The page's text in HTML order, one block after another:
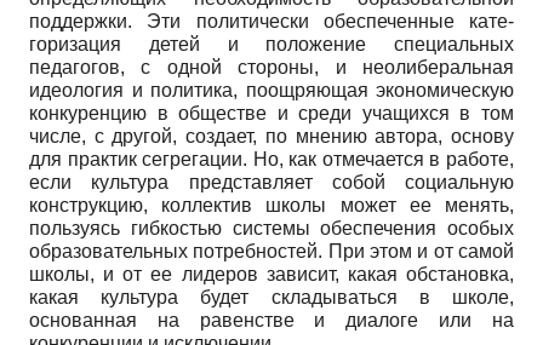
поддержки. Эти политически обеспеченные кате­
горизация детей и положение специальных
педагогов, с одной стороны, и неолиберальная
идеология и политика, поощряющая экономическую
конкуренцию в обществе и среди учащихся в том
числе, с другой, создает, по мнению автора, основу
для практик сегрегации. Но, как отмечается в работе,
если культура представляет собой социальную
конструкцию, коллектив школы может ее менять,
пользуясь гибкостью системы обеспечения особых
образовательных потребностей. При этом и от самой
школы, и от ее лидеров зависит, какая обстановка,
какая культура будет складываться в школе,
основанная на равенстве и диалоге или на